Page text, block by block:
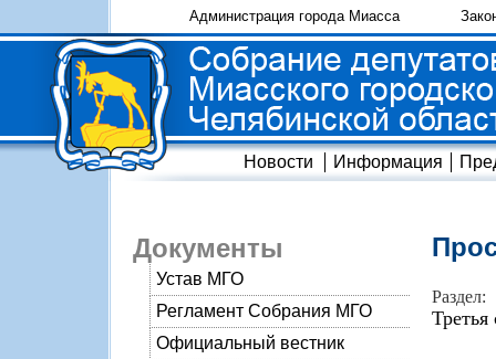
Администрация города Миасса
Новости Информация
Документы
Устав МГО
Регламент Собрания МГО
Официальный вестник
Раздел:
Третья